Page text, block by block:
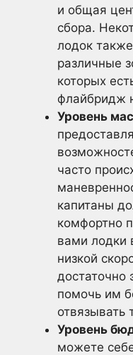
и общая
сбора.
лодок
различные
которых
флайбридж
Уровень
часто
капитаны
комфортно
вами лодки
низкой
достаточно
помочь им
отвязывать
Уровень
можете